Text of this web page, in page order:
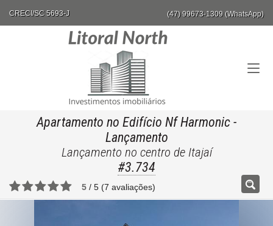
CRECI/SC 5693-J (47) 99673-1309 (WhatsApp)
Apartamento no Edifício Nf Harmonic -
Lançamento
Lançamento no centro de Itajaí
#3.734
5 / 5 (7 avaliações)